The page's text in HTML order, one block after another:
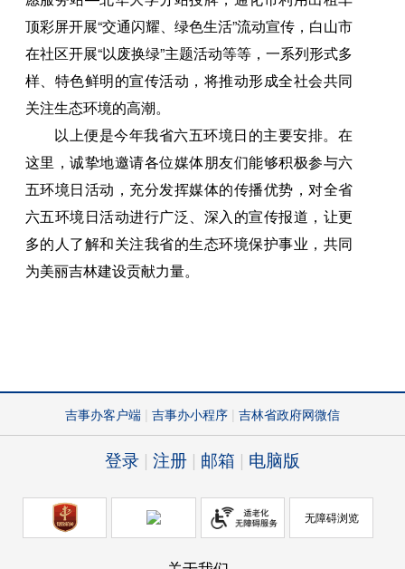
顶彩屏开展“交通闪耀、绿色生活”流动宣传，白山市
在社区开展“以废换绿”主题活动等等，一系列形式多
样、特色鲜明的宣传活动，将推动形成全社会共同
关注生态环境的高潮。
以上便是今年我省六五环境日的主要安排。在
这里，诚挚地邀请各位媒体朋友们能够积极参与六
五环境日活动，充分发挥媒体的传播优势，对全省
六五环境日活动进行广泛、深入的宣传报道，让更
多的人了解和关注我省的生态环境保护事业，共同
为美丽吉林建设贡献力量。